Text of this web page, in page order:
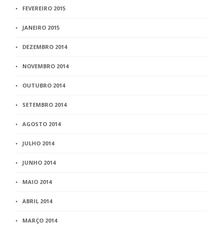
FEVEREIRO 2015
JANEIRO 2015
DEZEMBRO 2014
NOVEMBRO 2014
OUTUBRO 2014
SETEMBRO 2014
AGOSTO 2014
JULHO 2014
JUNHO 2014
MAIO 2014
ABRIL 2014
MARÇO 2014